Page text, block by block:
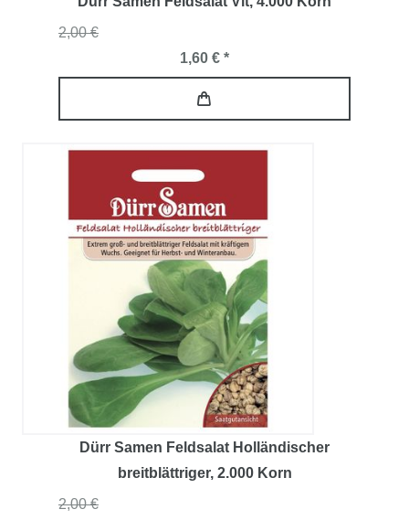
2,00 €
1,60 € *
Dürr Samen Feldsalat Holländischer
breitblättriger, 2.000 Korn
2,00 €